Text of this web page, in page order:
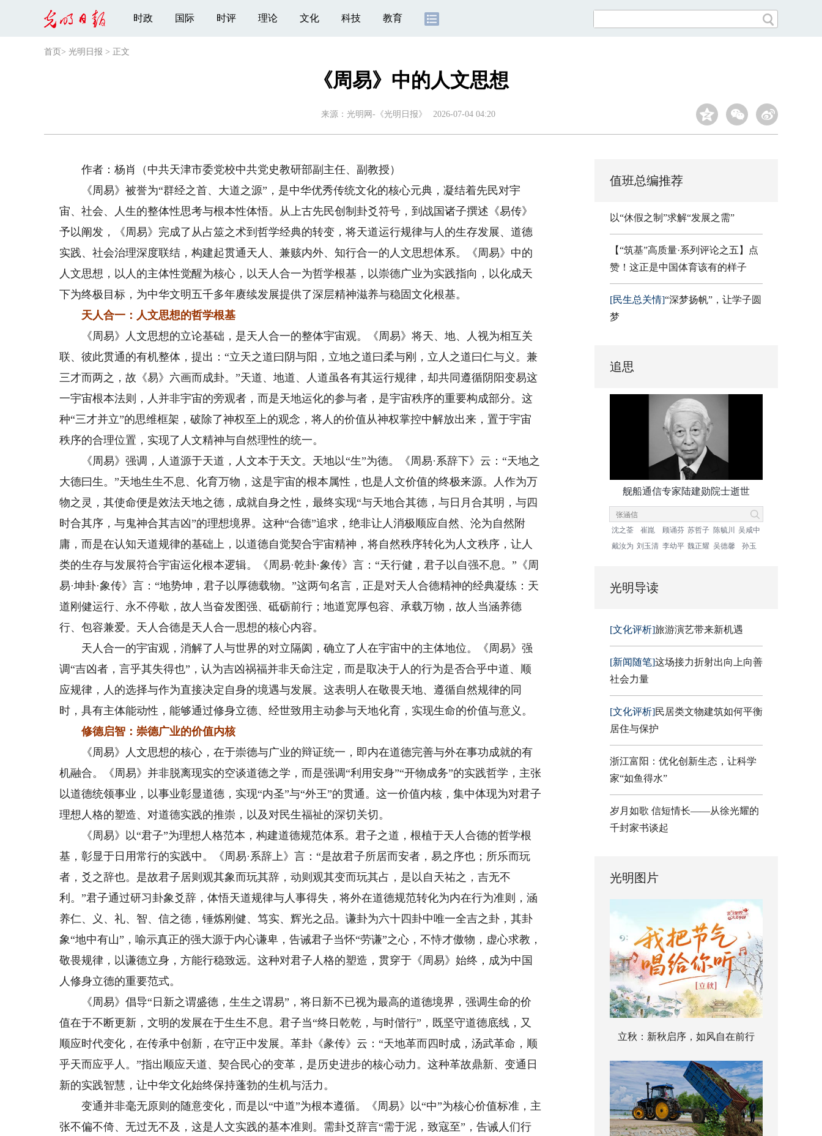
时政 国际 时评 理论 文化 科技 教育
首页 > 光明日报 > 正文
《周易》中的人文思想
来源： 光明网-《光明日报》 2026-07-04 04:20
作者：杨肖（中共天津市委党校中共党史教研部副主任、副教授）
《周易》被誉为“群经之首、大道之源”，是中华优秀传统文化的核心元典，凝结着先民对宇
宙、社会、人生的整体性思考与根本性体悟。从上古先民创制卦爻符号，到战国诸子撰述《易传》
予以阐发，《周易》完成了从占筮之术到哲学经典的转变，将天道运行规律与人的生存发展、道德
实践、社会治理深度联结，构建起贯通天人、兼赅内外、知行合一的人文思想体系。《周易》中的
人文思想，以人的主体性觉醒为核心，以天人合一为哲学根基，以崇德广业为实践指向，以化成天
下为终极目标，为中华文明五千多年赓续发展提供了深层精神滋养与稳固文化根基。
天人合一：人文思想的哲学根基
《周易》人文思想的立论基础，是天人合一的整体宇宙观。《周易》将天、地、人视为相互关
联、彼此贯通的有机整体，提出：“立天之道曰阴与阳，立地之道曰柔与刚，立人之道曰仁与义。兼
三才而两之，故《易》六画而成卦。”天道、地道、人道虽各有其运行规律，却共同遵循阴阳变易这
一宇宙根本法则，人并非宇宙的旁观者，而是天地运化的参与者，是宇宙秩序的重要构成部分。这
种“三才并立”的思维框架，破除了神权至上的观念，将人的价值从神权掌控中解放出来，置于宇宙
秩序的合理位置，实现了人文精神与自然理性的统一。
《周易》强调，人道源于天道，人文本于天文。天地以“生”为德。《周易·系辞下》云：“天地之
大德曰生。”天地生生不息、化育万物，这是宇宙的根本属性，也是人文价值的终极来源。人作为万
物之灵，其使命便是效法天地之德，成就自身之性，最终实现“与天地合其德，与日月合其明，与四
时合其序，与鬼神合其吉凶”的理想境界。这种“合德”追求，绝非让人消极顺应自然、沦为自然附
庸，而是在认知天道规律的基础上，以道德自觉契合宇宙精神，将自然秩序转化为人文秩序，让人
类的生存与发展符合宇宙运化根本逻辑。《周易·乾卦·象传》言：“天行健，君子以自强不息。”《周
易·坤卦·象传》言：“地势坤，君子以厚德载物。”这两句名言，正是对天人合德精神的经典凝练：天
道刚健运行、永不停歇，故人当奋发图强、砥砺前行；地道宽厚包容、承载万物，故人当涵养德
行、包容兼爱。天人合德是天人合一思想的核心内容。
天人合一的宇宙观，消解了人与世界的对立隔阂，确立了人在宇宙中的主体地位。《周易》强
调“吉凶者，言乎其失得也”，认为吉凶祸福并非天命注定，而是取决于人的行为是否合乎中道、顺
应规律，人的选择与作为直接决定自身的境遇与发展。这表明人在敬畏天地、遵循自然规律的同
时，具有主体能动性，能够通过修身立德、经世致用主动参与天地化育，实现生命的价值与意义。
修德启智：崇德广业的价值内核
《周易》人文思想的核心，在于崇德与广业的辩证统一，即内在道德完善与外在事功成就的有
机融合。《周易》并非脱离现实的空谈道德之学，而是强调“利用安身”“开物成务”的实践哲学，主张
以道德统领事业，以事业彰显道德，实现“内圣”与“外王”的贯通。这一价值内核，集中体现为对君子
理想人格的塑造、对道德实践的推崇，以及对民生福祉的深切关切。
《周易》以“君子”为理想人格范本，构建道德规范体系。君子之道，根植于天人合德的哲学根
基，彰显于日用常行的实践中。《周易·系辞上》言：“是故君子所居而安者，易之序也；所乐而玩
者，爻之辞也。是故君子居则观其象而玩其辞，动则观其变而玩其占，是以自天祐之，吉无不
利。”君子通过研习卦象爻辞，体悟天道规律与人事得失，将外在道德规范转化为内在行为准则，涵
养仁、义、礼、智、信之德，锤炼刚健、笃实、辉光之品。谦卦为六十四卦中唯一全吉之卦，其卦
象“地中有山”，喻示真正的强大源于内心谦卑，告诫君子当怀“劳谦”之心，不恃才傲物，虚心求教，
敬畏规律，以谦德立身，方能行稳致远。这种对君子人格的塑造，贯穿于《周易》始终，成为中国
人修身立德的重要范式。
《周易》倡导“日新之谓盛德，生生之谓易”，将日新不已视为最高的道德境界，强调生命的价
值在于不断更新，文明的发展在于生生不息。君子当“终日乾乾，与时偕行”，既坚守道德底线，又
顺应时代变化，在传承中创新，在守正中发展。革卦《彖传》云：“天地革而四时成，汤武革命，顺
乎天而应乎人。”指出顺应天道、契合民心的变革，是历史进步的核心动力。这种革故鼎新、变通日
新的实践智慧，让中华文化始终保持蓬勃的生机与活力。
变通并非毫无原则的随意变化，而是以“中道”为根本遵循。《周易》以“中”为核心价值标准，主
张不偏不倚、无过无不及，这是人文实践的基本准则。需卦爻辞言“需于泥，致寇至”，告诫人们行
值班总编推荐
以“休假之制”求解“发展之需”
【“筑基”高质量·系列评论之五】点
赞！这正是中国体育该有的样子
[民生总关情]“深梦扬帆”，让学子圆
梦
追思
舰船通信专家陆建勋院士逝世
沈之荃 崔崑 顾诵芬 苏哲子 陈毓川
吴咸中
戴汝为 刘玉清 李幼平 魏正耀 吴德馨 孙玉
光明导读
[文化评析]旅游演艺带来新机遇
[新闻随笔]这场接力折射出向上向善
社会力量
[文化评析]民居类文物建筑如何平衡
居住与保护
浙江富阳：优化创新生态，让科学
家“如鱼得水”
岁月如歌 信短情长——从徐光耀的
千封家书谈起
光明图片
立秋：新秋启序，如风自在前行